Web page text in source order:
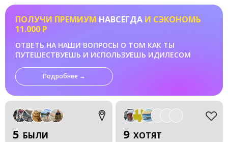
ПОЛУЧИ ПРЕМИУМ НАВСЕГДА И СЭКОНОМЬ
11.000 Р
ОТВЕТЬ НА НАШИ ВОПРОСЫ О ТОМ КАК ТЫ
ПУТЕШЕСТВУЕШЬ И ИСПОЛЬЗУЕШЬ ИДИЛЕСОМ
Подробнее →
5 БЫЛИ 9 ХОТЯТ